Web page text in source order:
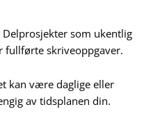
Delprosjekter som ukentlig
fullførte skriveoppgaver.
kan være daglige eller
av tidsplanen din.